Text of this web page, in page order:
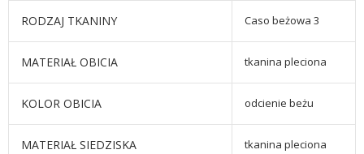
RODZAJ TKANINY Caso beżowa 3
MATERIAŁ OBICIA tkanina pleciona
KOLOR OBICIA odcienie beżu
MATERIAŁ SIEDZISKA tkanina pleciona